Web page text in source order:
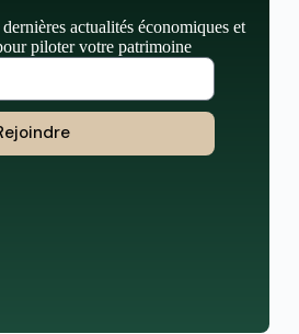
actualités économiques et
piloter votre patrimoine